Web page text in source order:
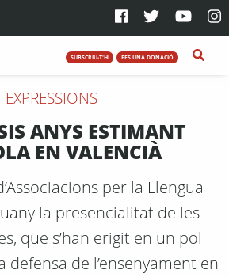
SUBSCRIU-T'HI FES UNA DONACIÓ
EXPRESSIONS
ANYS ESTIMANT
EN VALENCIÀ
per la Llengua
la presencialitat de les
que s’han erigit en un pol
de l’ensenyament en